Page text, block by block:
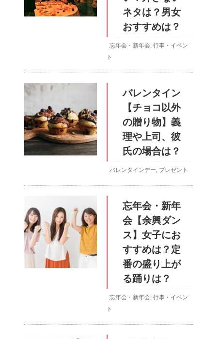
ネタは？男女
おすすめは？
忘年会・新年会, 行事・イベン
ト
バレンタイン
【チョコ以外
の贈り物】義
理や上司、彼
氏の場合は？
バレンタインデー, プレゼント
忘年会・新年
会【余興ダン
ス】女子にお
すすめは？定
番の盛り上が
る踊りは？
忘年会・新年会, 行事・イベン
ト